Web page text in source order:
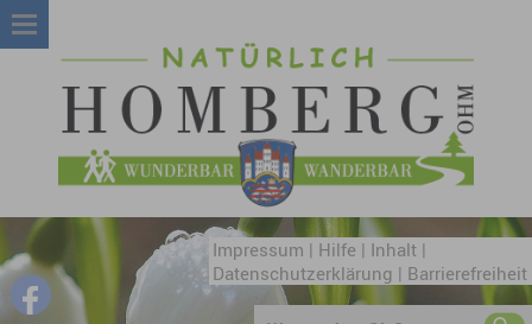
Impressum | Hilfe | Inhalt|
Datenschutzerklärung | Barrierefreiheit